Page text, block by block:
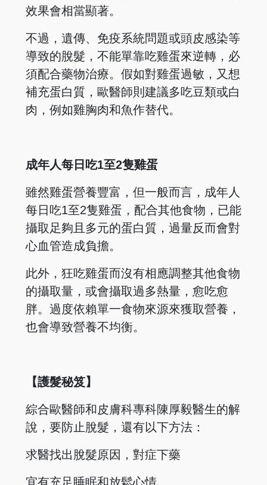
效果會相當顯著。
不過，遺傳、免疫系統問題或頭皮感染等
導致的脫髮，不能單靠吃雞蛋來逆轉，必
須配合藥物治療。假如對雞蛋過敏，又想
補充蛋白質，歐醫師則建議多吃豆類或白
肉，例如雞胸肉和魚作替代。
成年人每日吃1至2隻雞蛋
雖然雞蛋營養豐富，但一般而言，成年人
每日吃1至2隻雞蛋，配合其他食物，已能
攝取足夠且多元的蛋白質，過量反而會對
心血管造成負擔。
此外，狂吃雞蛋而沒有相應調整其他食物
的攝取量，或會攝取過多熱量，愈吃愈
胖。過度依賴單一食物來源來獲取營養，
也會導致營養不均衡。
【護髮秘笈】
綜合歐醫師和皮膚科專科陳厚毅醫生的解
說，要防止脫髮，還有以下方法：
求醫找出脫髮原因，對症下藥
宜有充足睡眠和放鬆心情